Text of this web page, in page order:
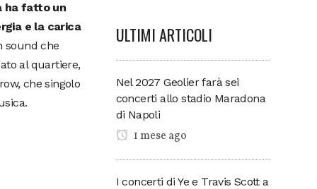
ha fatto un
e la carica
sound che
al quartiere,
che singolo
ULTIMI ARTICOLI
Nel 2027 Geolier farà sei
concerti allo stadio Maradona
di Napoli
1 mese ago
I concerti di Ye e Travis Scott a